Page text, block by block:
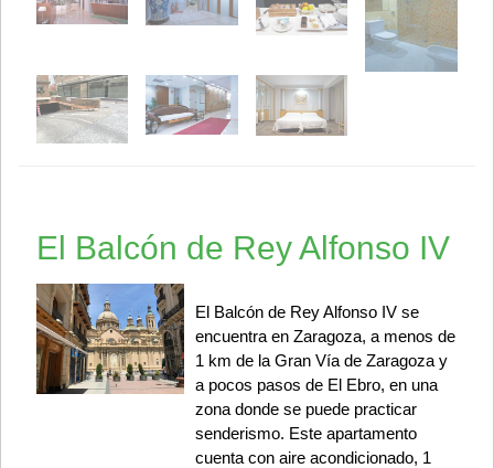
El Balcón de Rey Alfonso IV
El Balcón de Rey Alfonso IV se
encuentra en Zaragoza, a menos de
1 km de la Gran Vía de Zaragoza y
a pocos pasos de El Ebro, en una
zona donde se puede practicar
senderismo. Este apartamento
cuenta con aire acondicionado, 1